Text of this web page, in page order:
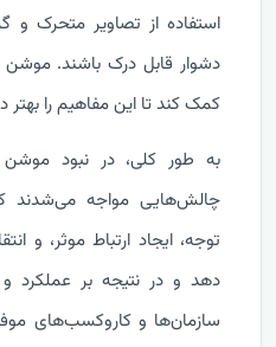
استفاده از تصاویر متحرک و
دشوار قابل درک باشند. موشن
کمک کند تا این مفاهیم را بهتر
به طور کلی، در نبود
چالش‌هایی مواجه می‌شدند
توجه، ایجاد ارتباط موثر، و
دهد و در نتیجه بر عملکرد و
سازمان‌ها و کاروکسب‌های